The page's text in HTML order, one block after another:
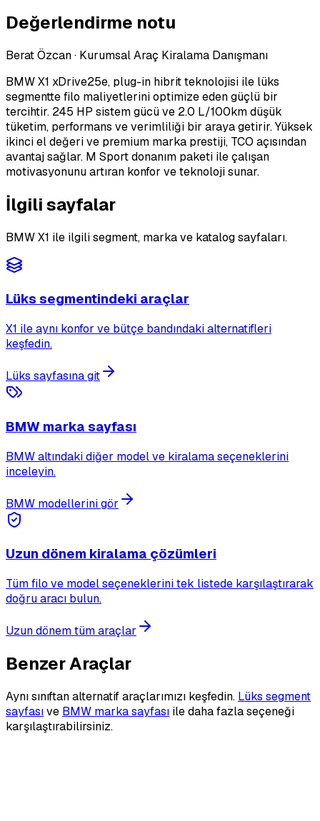
Değerlendirme notu
Berat Özcan· Kurumsal Araç Kiralama Danışmanı
BMW X1 xDrive25e, plug-in hibrit teknolojisi ile lüks
segmentte filo maliyetlerini optimize eden güçlü bir
tercihtir. 245 HP sistem gücü ve 2.0 L/100km düşük
tüketim, performans ve verimliliği bir araya getirir. Yüksek
ikinci el değeri ve premium marka prestiji, TCO açısından
avantaj sağlar. M Sport donanım paketi ile çalışan
motivasyonunu artıran konfor ve teknoloji sunar.
İlgili sayfalar
BMW X1 ile ilgili segment, marka ve katalog sayfaları.
Lüks segmentindeki araçlar
X1 ile aynı konfor ve bütçe bandındaki alternatifleri
keşfedin.
Lüks sayfasına git
BMW marka sayfası
BMW altındaki diğer model ve kiralama seçeneklerini
inceleyin.
BMW modellerini gör
Uzun dönem kiralama çözümleri
Tüm filo ve model seçeneklerini tek listede karşılaştırarak
doğru aracı bulun.
Uzun dönem tüm araçlar
Benzer Araçlar
Aynı sınıftan alternatif araçlarımızı keşfedin. Lüks segment
sayfasıve BMW marka sayfası ile daha fazla seçeneği
karşılaştırabilirsiniz.